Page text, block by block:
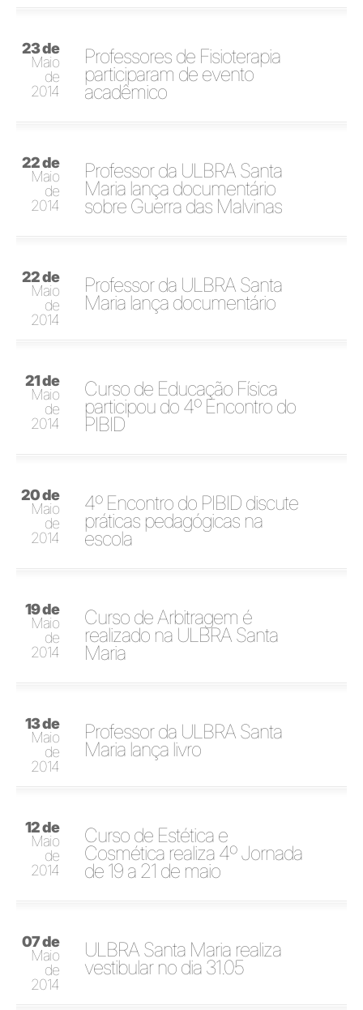
23 de
Maio
de
2014
Professores de Fisioterapia
participaram de evento
acadêmico
22 de
Maio
de
2014
Professor da ULBRA Santa
Maria lança documentário
sobre Guerra das Malvinas
22 de
Maio
de
2014
Professor da ULBRA Santa
Maria lança documentário
21 de
Maio
de
2014
Curso de Educação Física
participou do 4º Encontro do
PIBID
20 de
Maio
de
2014
4º Encontro do PIBID discute
práticas pedagógicas na
escola
19 de
Maio
de
2014
Curso de Arbitragem é
realizado na ULBRA Santa
Maria
13 de
Maio
de
2014
Professor da ULBRA Santa
Maria lança livro
12 de
Maio
de
2014
Curso de Estética e
Cosmética realiza 4º Jornada
de 19 a 21 de maio
07 de
Maio
de
2014
ULBRA Santa Maria realiza
vestibular no dia 31.05